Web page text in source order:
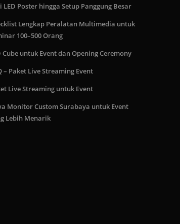
LED Poster hingga Setup Panggung Besar
Lengkap Peralatan Multimedia untuk
100–500 Orang
Cube untuk Event dan Opening Ceremony
– Paket Live Streaming Event
Live Streaming untuk Event
Monitor Custom Surabaya untuk Event
Lebih Menarik